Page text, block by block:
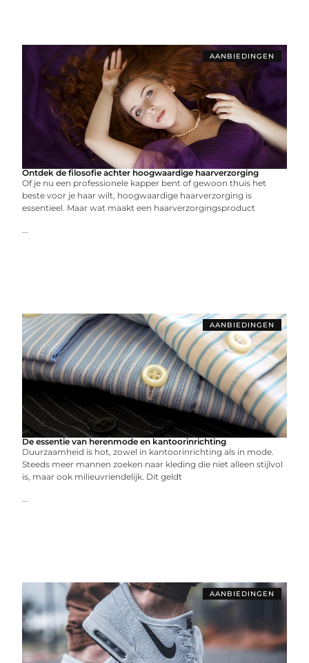
AANBIEDINGEN
Ontdek de filosofie achter hoogwaardige haarverzorging
Of je nu een professionele kapper bent of gewoon thuis het
beste voor je haar wilt, hoogwaardige haarverzorging is
essentieel. Maar wat maakt een haarverzorgingsproduct
...
AANBIEDINGEN
De essentie van herenmode en kantoorinrichting
Duurzaamheid is hot, zowel in kantoorinrichting als in mode.
Steeds meer mannen zoeken naar kleding die niet alleen stijlvol
is, maar ook milieuvriendelijk. Dit geldt
...
AANBIEDINGEN